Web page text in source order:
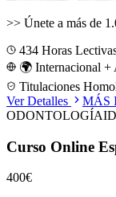
>> Únete a más de
434 Horas
🌍 Internacional +
Titulaciones
Ver Detalles
MÁS
ODONTOLOGÍA
Curso Online
400€